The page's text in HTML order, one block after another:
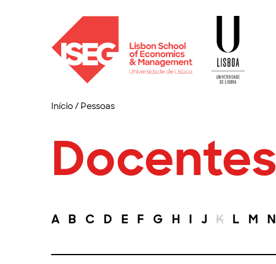
Início/ Pessoas
Docentes
A B C D E F G H I J K L M N